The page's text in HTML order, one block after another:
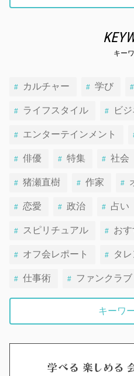
キー
カルチャー 学び
ライフスタイル ビ
エンターテインメント
俳優 特集 社会
猪瀬直樹 作家
恋愛 政治 占い
スピリチュアル お
オフ会レポート タレ
仕事術 ファンクラブ
キーワ